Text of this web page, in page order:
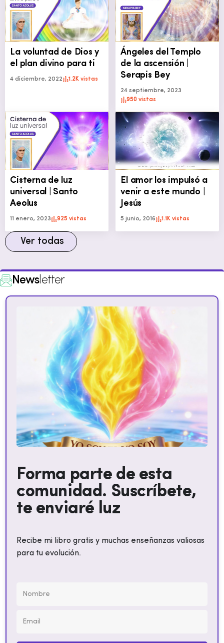
La voluntad de Dios y
el plan divino para ti
4 diciembre, 2022 1.2K vistas
Ángeles del Templo
de la ascensión |
Serapis Bey
24 septiembre, 2023
950 vistas
Cisterna de luz
universal | Santo
Aeolus
11 enero, 2023 925 vistas
El amor los impulsó a
venir a este mundo |
Jesús
5 junio, 2016 1.1K vistas
Ver todas
Newsletter
Forma parte de esta
comunidad. Suscríbete,
te enviaré luz
Recibe mi libro gratis y muchas enseñanzas valiosas
para tu evolución.